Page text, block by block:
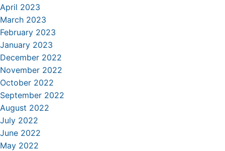
April 2023
March 2023
February 2023
January 2023
December 2022
November 2022
October 2022
September 2022
August 2022
July 2022
June 2022
May 2022